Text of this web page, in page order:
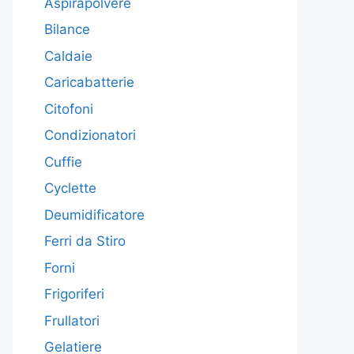
Bilance
Caldaie
Caricabatterie
Citofoni
Condizionatori
Cuffie
Cyclette
Deumidificatore
Ferri da Stiro
Forni
Frigoriferi
Frullatori
Gelatiere